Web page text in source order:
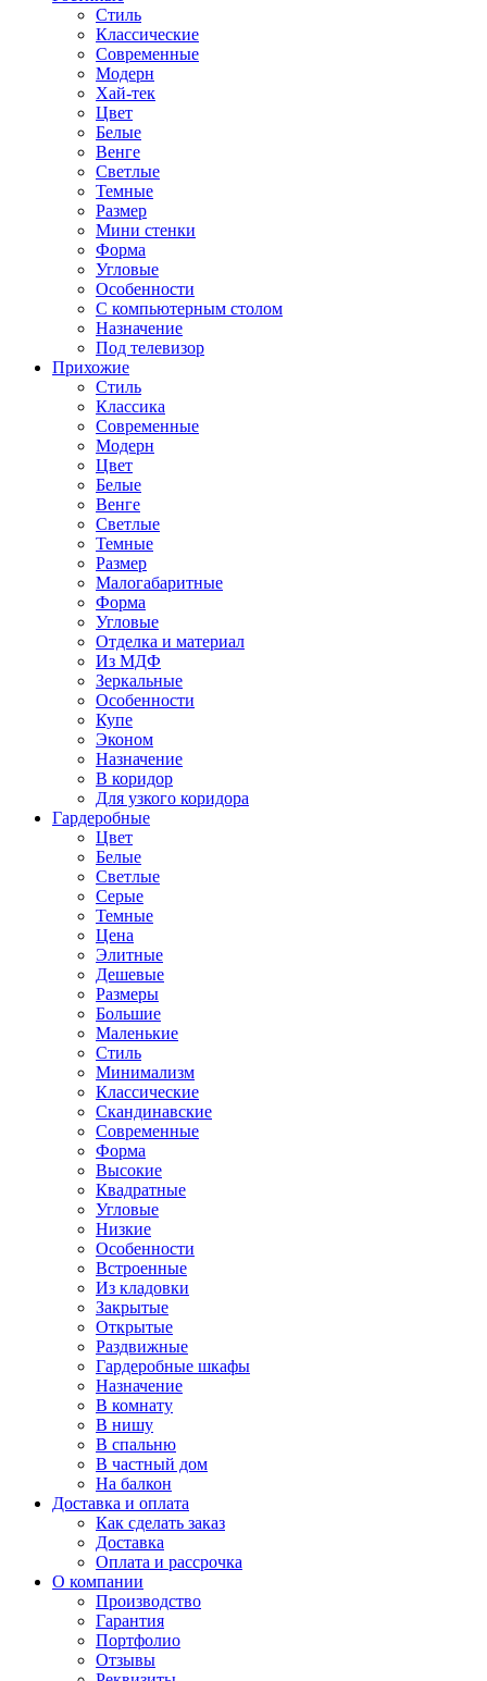
Стиль
Классические
Современные
Модерн
Хай-тек
Цвет
Белые
Венге
Светлые
Темные
Размер
Мини стенки
Форма
Угловые
Особенности
С компьютерным столом
Назначение
Под телевизор
Прихожие
Стиль
Классика
Современные
Модерн
Цвет
Белые
Венге
Светлые
Темные
Размер
Малогабаритные
Форма
Угловые
Отделка и материал
Из МДФ
Зеркальные
Особенности
Купе
Эконом
Назначение
В коридор
Для узкого коридора
Гардеробные
Цвет
Белые
Светлые
Серые
Темные
Цена
Элитные
Дешевые
Размеры
Большие
Маленькие
Стиль
Минимализм
Классические
Скандинавские
Современные
Форма
Высокие
Квадратные
Угловые
Низкие
Особенности
Встроенные
Из кладовки
Закрытые
Открытые
Раздвижные
Гардеробные шкафы
Назначение
В комнату
В нишу
В спальню
В частный дом
На балкон
Доставка и оплата
Как сделать заказ
Доставка
Оплата и рассрочка
О компании
Производство
Гарантия
Портфолио
Отзывы